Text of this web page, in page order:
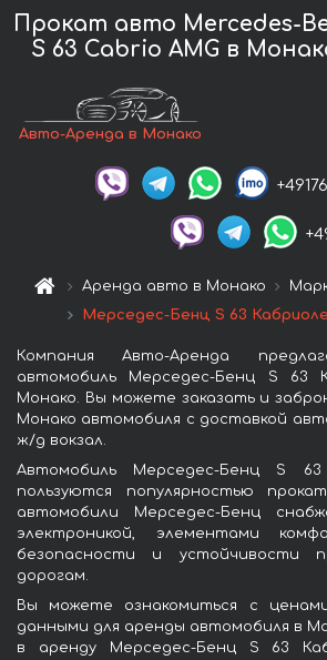
Прокат авто Mercedes-
S 63 Cabrio AMG в
Авто-Аренда в Монако
Аренда авто в Монако
Мерседес-Бенц S 63
Компания Авто-Аренда
автомобиль Мерседес-Бенц S 63
Монако. Вы можете заказать и
Монако автомобиля с доставкой
ж/д вокзал.
Автомобиль Мерседес-Бенц S
пользуются популярностью
автомобили Мерседес-Бенц
электроникой, элементами
безопасности и устойчивости
дорогам.
Вы можете ознакомиться с
данными для аренды автомобиля в
в аренду Мерседес-Бенц S 63